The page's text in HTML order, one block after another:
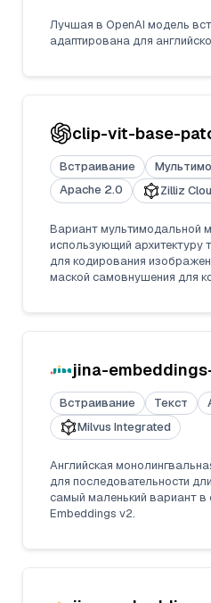
Лучшая в OpenAI модель
адаптирована для
clip-vit-base-
Встраивание
Apache 2.0
Zilliz
Вариант мультимодальной
использующий
для кодирования
маской самовнушения для
jina-
Встраивание Текст
Milvus Integrated
Английская
для последовательности
самый маленький вариант в
Embeddings v2.